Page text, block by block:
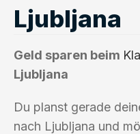
Ljubljana
Geld sparen beim
Ljubljana
Du planst gerade
nach Ljubljana und